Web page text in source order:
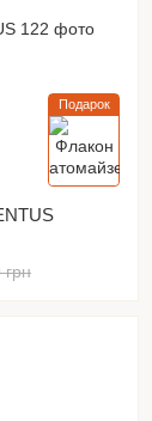
Подарок
грн